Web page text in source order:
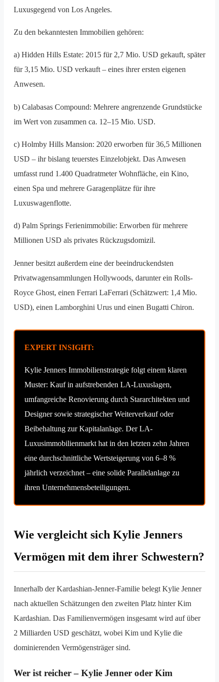
Luxusgegend von Los Angeles.
Zu den bekanntesten Immobilien gehören:
a) Hidden Hills Estate: 2015 für 2,7 Mio. USD gekauft, später
für 3,15 Mio. USD verkauft – eines ihrer ersten eigenen
Anwesen.
b) Calabasas Compound: Mehrere angrenzende Grundstücke
im Wert von zusammen ca. 12–15 Mio. USD.
c) Holmby Hills Mansion: 2020 erworben für 36,5 Millionen
USD – ihr bislang teuerstes Einzelobjekt. Das Anwesen
umfasst rund 1.400 Quadratmeter Wohnfläche, ein Kino,
einen Spa und mehrere Garagenplätze für ihre
Luxuswagenflotte.
d) Palm Springs Ferienimmobilie: Erworben für mehrere
Millionen USD als privates Rückzugsdomizil.
Jenner besitzt außerdem eine der beeindruckendsten
Privatwagensammlungen Hollywoods, darunter ein Rolls-
Royce Ghost, einen Ferrari LaFerrari (Schätzwert: 1,4 Mio.
USD), einen Lamborghini Urus und einen Bugatti Chiron.
EXPERT INSIGHT:
Kylie Jenners Immobilienstrategie folgt einem klaren
Muster: Kauf in aufstrebenden LA-Luxuslagen,
umfangreiche Renovierung durch Stararchitekten und
Designer sowie strategischer Weiterverkauf oder
Beibehaltung zur Kapitalanlage. Der LA-
Luxusimmobilienmarkt hat in den letzten zehn Jahren
eine durchschnittliche Wertsteigerung von 6–8 %
jährlich verzeichnet – eine solide Parallelanlage zu
ihren Unternehmensbeteiligungen.
Wie vergleicht sich Kylie Jenners
Vermögen mit dem ihrer Schwestern?
Innerhalb der Kardashian-Jenner-Familie belegt Kylie Jenner
nach aktuellen Schätzungen den zweiten Platz hinter Kim
Kardashian. Das Familienvermögen insgesamt wird auf über
2 Milliarden USD geschätzt, wobei Kim und Kylie die
dominierenden Vermögensträger sind.
Wer ist reicher – Kylie Jenner oder Kim